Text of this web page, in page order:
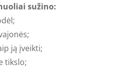
sužino:
ją įveikti;
tikslo;